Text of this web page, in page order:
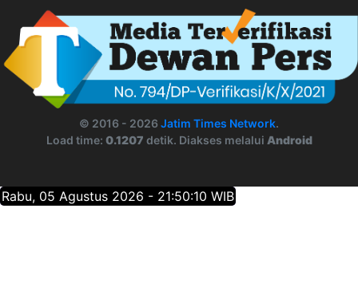
© 2016 - 2026 Jatim Times Network.
Load time: 0.1207 detik. Diakses melalui Android
Rabu, 05 Agustus 2026 - 21:50:11 WIB